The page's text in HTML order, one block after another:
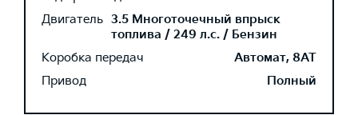
Двигатель 3.5 Многоточечный впрыск
топлива / 249 л.с. / Бензин
Коробка передач
Автомат, 8AT
Привод
Полный